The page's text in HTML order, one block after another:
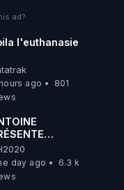
ad?
l'euthanasie
ago
801
LE LIVE
08/2026***
day ago
6.3 k